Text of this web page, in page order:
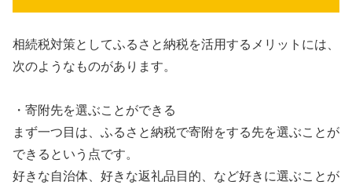
相続税対策としてふるさと納税を活用するメリットには、
次のようなものがあります。
・寄附先を選ぶことができる
まず一つ目は、ふるさと納税で寄附をする先を選ぶことが
できるという点です。
好きな自治体、好きな返礼品目的、など好きに選ぶことが